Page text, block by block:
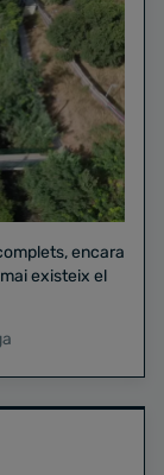
encara
existeix el